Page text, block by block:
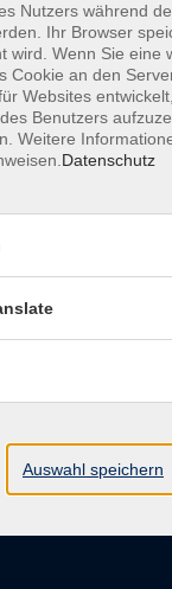
info@vhs-
Nutzers während
Ihr Browser
wird. Wenn Sie eine
Cookie an den
Websites
Benutzers
Weitere
Datenschutz
Auswahl speichern